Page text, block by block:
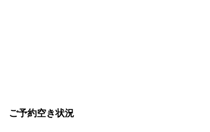
ご予約空き状況